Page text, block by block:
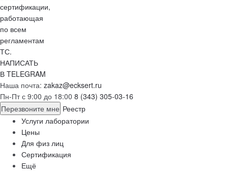
НАПИСАТЬ
В TELEGRAM
Наша почта: zakaz@ecksert.ru
Пн-Пт с 9:00 до 18:00 8 (343) 305-03-16
Перезвоните мне Реестр
Услуги лаборатории
Цены
Для физ лиц
Сертификация
Ещё